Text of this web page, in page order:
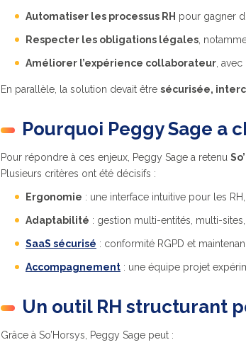
Automatiser les processus RH pour gagner
Respecter les obligations légales,
Améliorer l’expérience collaborateur,
En parallèle, la solution devait être sécurisée,
Pourquoi Peggy Sage a
Pour répondre à ces enjeux, Peggy Sage a retenu
Plusieurs critères ont été décisifs :
Ergonomie : une interface intuitive pour les
Adaptabilité : gestion multi-entités, multi-
SaaS sécurisé : conformité RGPD et
Accompagnement : une équipe projet
Un outil RH structurant
Grâce à So’Horsys, Peggy Sage peut :